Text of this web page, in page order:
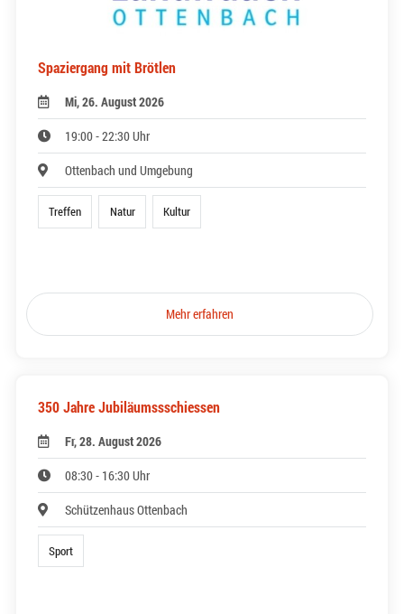
Spaziergang mit Brötlen
Mi, 26. August 2026
19:00 - 22:30 Uhr
Ottenbach und Umgebung
Treffen Natur Kultur
Mehr erfahren
350 Jahre Jubiläumssschiessen
Fr, 28. August 2026
08:30 - 16:30 Uhr
Schützenhaus Ottenbach
Sport